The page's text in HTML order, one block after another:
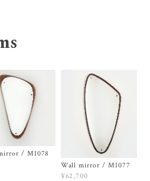
/ MI078
Wall mirror / MI077
¥62,700